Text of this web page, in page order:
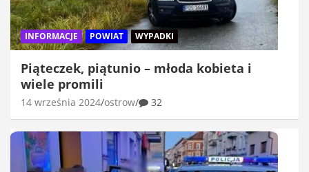
INFORMACJE POWIAT WYPADKI
Piąteczek, piątunio – młoda kobieta i
wiele promili
14 września 2024 ostrow 32